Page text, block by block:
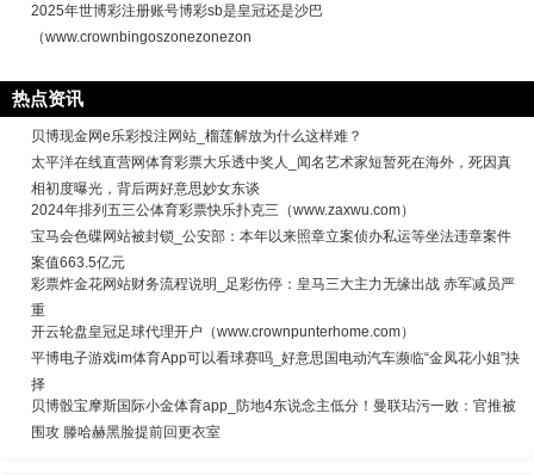
2025年世博彩注册账号博彩sb是皇冠还是沙巴
（www.crownbingoszonezonezon
热点资讯
贝博现金网e乐彩投注网站_榴莲解放为什么这样难？
太平洋在线直营网体育彩票大乐透中奖人_闻名艺术家短暂死在海外，死因真
相初度曝光，背后两好意思妙女东谈
2024年排列五三公体育彩票快乐扑克三（www.zaxwu.com）
宝马会色碟网站被封锁_公安部：本年以来照章立案侦办私运等坐法违章案件
案值663.5亿元
彩票炸金花网站财务流程说明_足彩伤停：皇马三大主力无缘出战 赤军减员严
重
开云轮盘皇冠足球代理开户（www.crownpunterhome.com）
平博电子游戏im体育App可以看球赛吗_好意思国电动汽车濒临“金凤花小姐”抉
择
贝博骰宝摩斯国际小金体育app_防地4东说念主低分！曼联玷污一败：官推被
围攻 滕哈赫黑脸提前回更衣室